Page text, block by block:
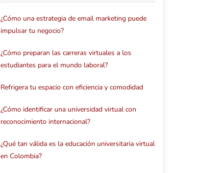
¿Cómo una estrategia de email marketing puede
impulsar tu negocio?
¿Cómo preparan las carreras virtuales a los
estudiantes para el mundo laboral?
Refrigera tu espacio con eficiencia y comodidad
¿Cómo identificar una universidad virtual con
reconocimiento internacional?
¿Qué tan válida es la educación universitaria virtual
en Colombia?